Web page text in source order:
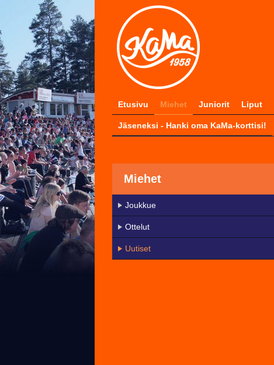
Etusivu Miehet Juniorit Liput
Jäseneksi - Hanki oma KaMa-korttisi!
Miehet
Joukkue
Ottelut
Uutiset